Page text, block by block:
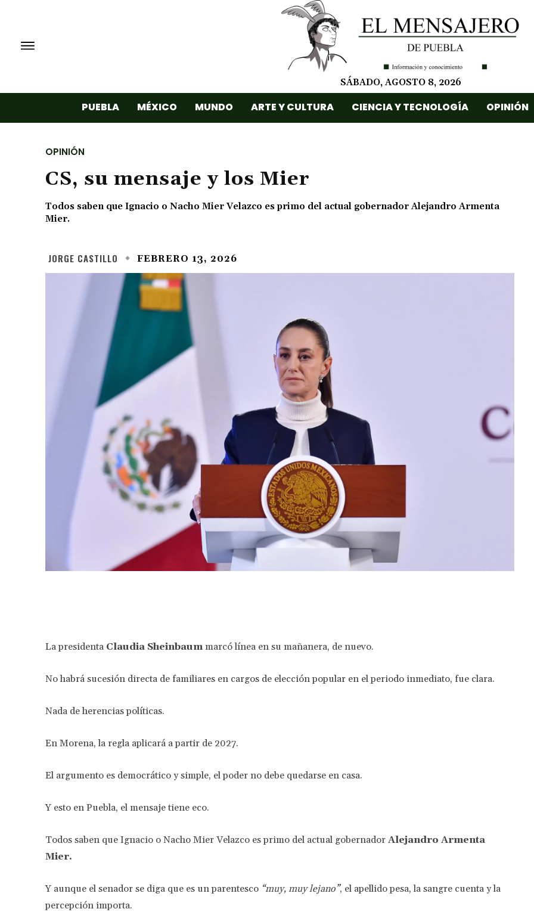
SÁBADO, AGOSTO 8, 2026
PUEBLA MÉXICO MUNDO ARTE Y CULTURA CIENCIA Y TECNOLOGÍA OPINIÓN
OPINIÓN
CS, su mensaje y los Mier
Todos saben que Ignacio o Nacho Mier Velazco es primo del actual gobernador Alejandro Armenta
Mier.
JORGE CASTILLO FEBRERO 13, 2026
La presidenta Claudia Sheinbaum marcó línea en su mañanera, de nuevo.
No habrá sucesión directa de familiares en cargos de elección popular en el periodo inmediato, fue clara.
Nada de herencias políticas.
En Morena, la regla aplicará a partir de 2027.
El argumento es democrático y simple, el poder no debe quedarse en casa.
Y esto en Puebla, el mensaje tiene eco.
Todos saben que Ignacio o Nacho Mier Velazco es primo del actual gobernador Alejandro Armenta
Mier.
Y aunque el senador se diga que es un parentesco “muy, muy lejano”, el apellido pesa, la sangre cuenta y la
percepción importa.